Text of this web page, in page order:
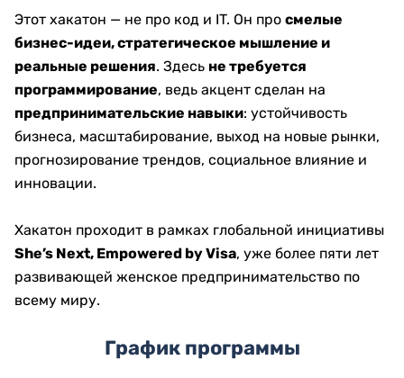
Этот хакатон — не про код и IT. Он про смелые
бизнес-идеи, стратегическое мышление и
реальные решения. Здесь не требуется
программирование, ведь акцент сделан на
предпринимательские навыки: устойчивость
бизнеса, масштабирование, выход на новые рынки,
прогнозирование трендов, социальное влияние и
инновации.
Хакатон проходит в рамках глобальной инициативы
She’s Next, Empowered by Visa, уже более пяти лет
развивающей женское предпринимательство по
всему миру.
График программы